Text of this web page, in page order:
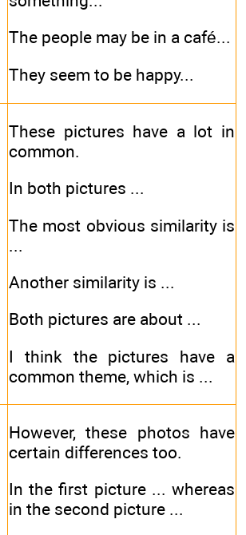
The people may be in a café...
They seem to be happy...
These pictures have a lot in
common.
In both pictures ...
The most obvious similarity is
...
Another similarity is ...
Both pictures are about ...
I think the pictures have a
common theme, which is ...
However, these photos have
certain differences too.
In the first picture ... whereas
in the second picture ...